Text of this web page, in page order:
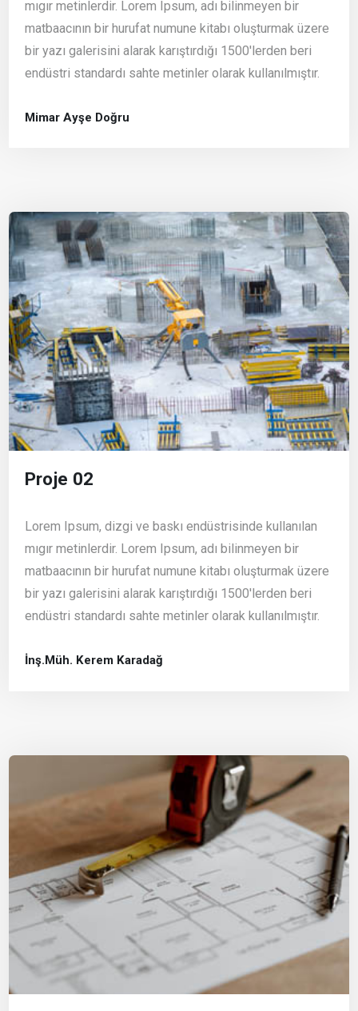
mıgır metinlerdir. Lorem Ipsum, adı bilinmeyen bir
matbaacının bir hurufat numune kitabı oluşturmak üzere
bir yazı galerisini alarak karıştırdığı 1500'lerden beri
endüstri standardı sahte metinler olarak kullanılmıştır.
Mimar Ayşe Doğru
Proje 02
Lorem Ipsum, dizgi ve baskı endüstrisinde kullanılan
mıgır metinlerdir. Lorem Ipsum, adı bilinmeyen bir
matbaacının bir hurufat numune kitabı oluşturmak üzere
bir yazı galerisini alarak karıştırdığı 1500'lerden beri
endüstri standardı sahte metinler olarak kullanılmıştır.
İnş.Müh. Kerem Karadağ